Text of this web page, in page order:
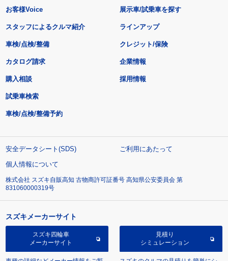
お客様Voice
スタッフによるクルマ紹介
展示車/試乗車を探す
ラインアップ
車検/点検/整備 クレジット/保険
カタログ請求
購入相談
試乗車検索
車検/点検/整備予約
企業情報
採用情報
安全データシート(SDS)
ご利用にあたって
個人情報について
株式会社 スズキ自販高知 古物商許可証番号 高知県公安委員会 第
831060000319号
スズキメーカーサイト
スズキ四輪車
メーカーサイト
見積り
シミュレーション